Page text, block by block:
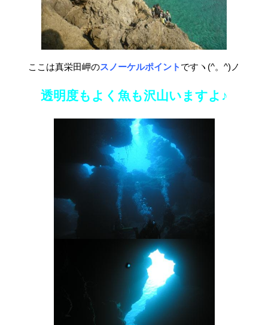
ここは真栄田岬のスノーケルポイント ですヽ(^。^)ノ
透明度もよく魚も沢山いますよ♪